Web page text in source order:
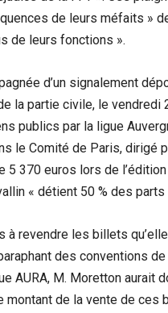
de leurs méfaits »
de leurs fonctions ».
d’un signalement
la partie civile, le vendredi
publics par la ligue
le Comité de Paris, dirigé
370 euros lors de
« détient 50 % des parts
revendre les billets
des conventions
M. Moretton aurait
montant de la vente de ces